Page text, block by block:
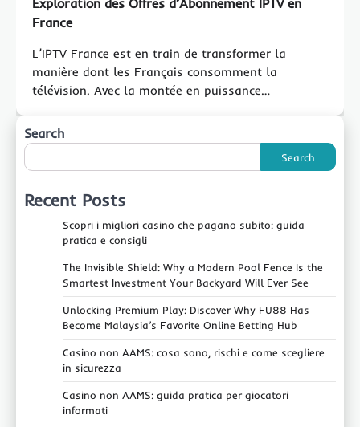
Exploration des Offres d’Abonnement IPTV en
France
L’IPTV France est en train de transformer la
manière dont les Français consomment la
télévision. Avec la montée en puissance…
Search
Search
Recent Posts
Scopri i migliori casino che pagano subito: guida
pratica e consigli
The Invisible Shield: Why a Modern Pool Fence Is the
Smartest Investment Your Backyard Will Ever See
Unlocking Premium Play: Discover Why FU88 Has
Become Malaysia’s Favorite Online Betting Hub
Casino non AAMS: cosa sono, rischi e come scegliere
in sicurezza
Casino non AAMS: guida pratica per giocatori
informati